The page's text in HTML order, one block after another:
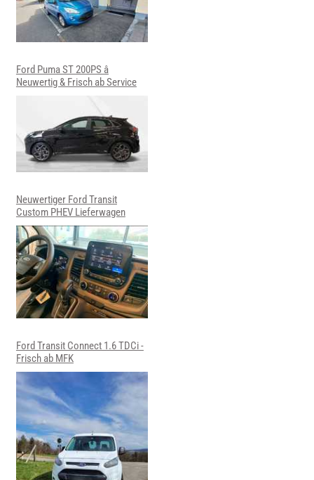
Ford Puma ST 200PS â
Neuwertig & Frisch ab Service
Neuwertiger Ford Transit
Custom PHEV Lieferwagen
Ford Transit Connect 1.6 TDCi -
Frisch ab MFK